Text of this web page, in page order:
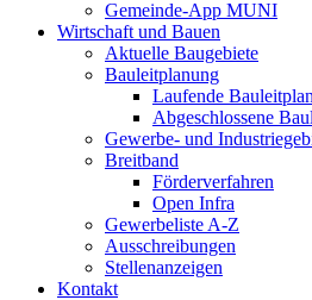
Gemeinde-App MUNI
Wirtschaft und Bauen
Aktuelle Baugebiete
Bauleitplanung
Laufende
Abgeschlossene
Gewerbe- und
Breitband
Förderverfahren
Open Infra
Gewerbeliste A-Z
Ausschreibungen
Stellenanzeigen
Kontakt